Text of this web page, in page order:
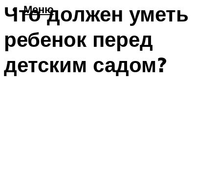
Меню
Что должен уметь
ребенок перед
детским садом?